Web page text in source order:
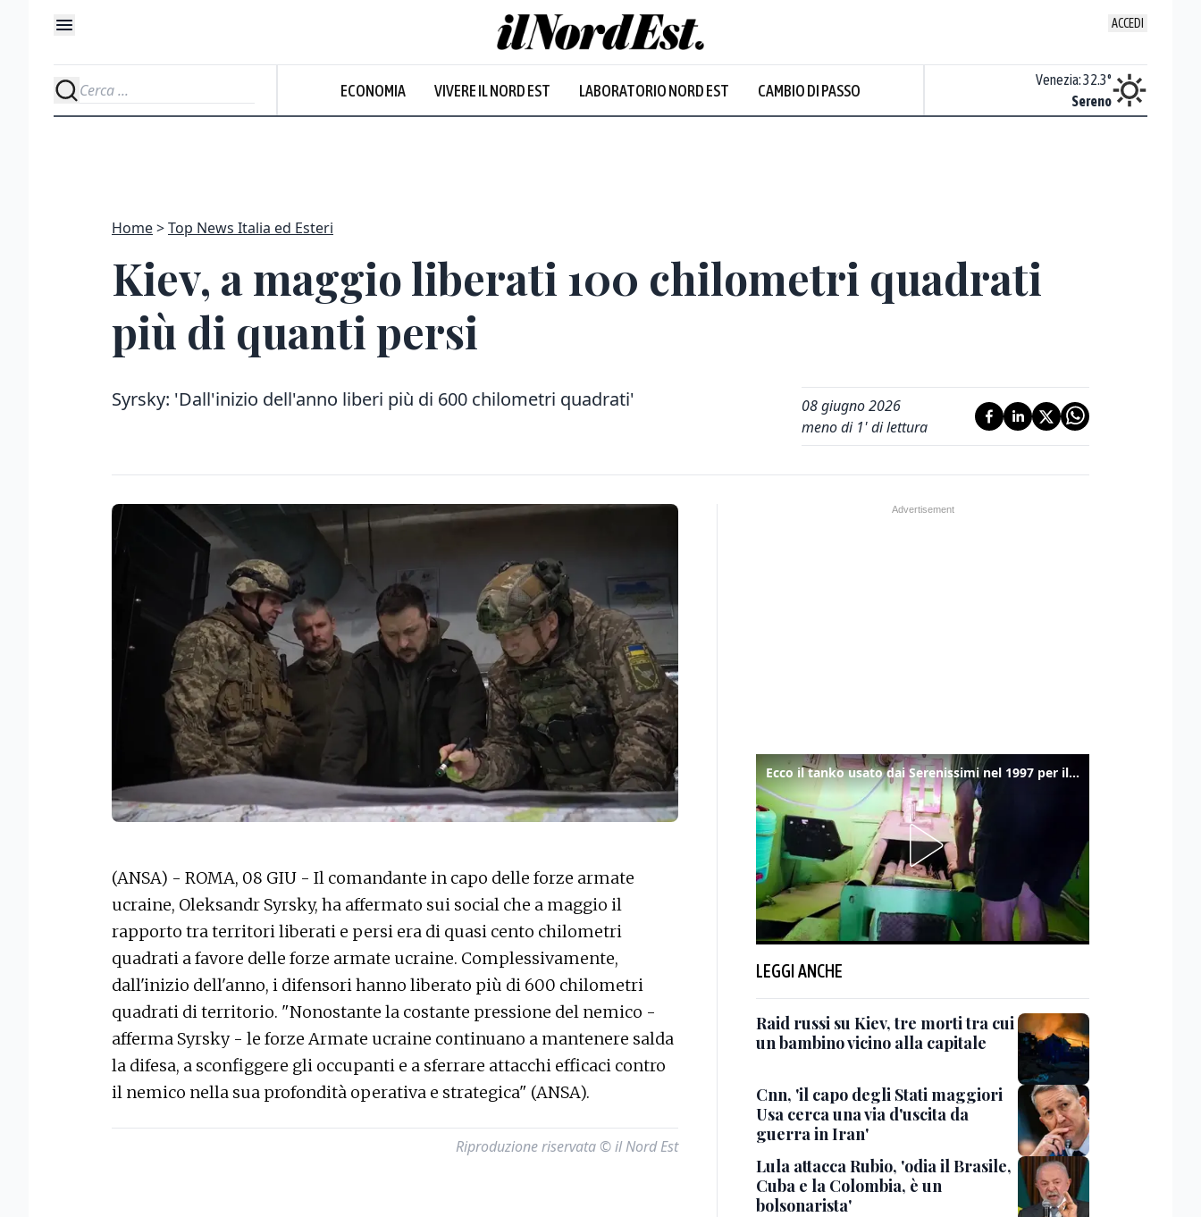
ACCEDI
ECONOMIA VIVERE IL NORD EST LABORATORIO NORD EST CAMBIO DI PASSO
Prevalentemente soleggiato
Venezia:32.3°
Sereno
Home Top News Italia ed Esteri
Kiev, a maggio liberati 100 chilometri quadrati
più di quanti persi
Syrsky: 'Dall'inizio dell'anno liberi più di 600 chilometri quadrati'
08 giugno 2026
meno di 1' di lettura
(ANSA) - ROMA, 08 GIU - Il comandante in capo delle forze armate
ucraine, Oleksandr Syrsky, ha affermato sui social che a maggio il
rapporto tra territori liberati e persi era di quasi cento chilometri
quadrati a favore delle forze armate ucraine. Complessivamente,
dall'inizio dell'anno, i difensori hanno liberato più di 600 chilometri
quadrati di territorio. "Nonostante la costante pressione del nemico -
afferma Syrsky - le forze Armate ucraine continuano a mantenere salda
la difesa, a sconfiggere gli occupanti e a sferrare attacchi efficaci contro
il nemico nella sua profondità operativa e strategica" (ANSA).
Riproduzione riservata © il Nord Est
Ecco il tanko usato dai Serenissimi nel 1997 per il blitz a San Marco
LEGGI ANCHE
Raid russi su Kiev, tre morti tra cui
un bambino vicino alla capitale
Cnn, 'il capo degli Stati maggiori
Usa cerca una via d'uscita da
guerra in Iran'
Lula attacca Rubio, 'odia il Brasile,
Cuba e la Colombia, è un
bolsonarista'